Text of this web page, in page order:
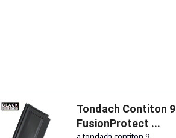
Tondach Contiton 9
FusionProtect ...